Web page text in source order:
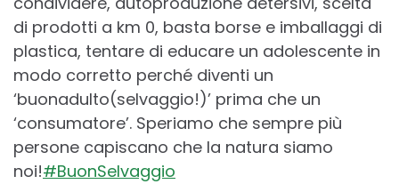
di prodotti a km 0, basta borse e imballaggi di
plastica, tentare di educare un adolescente in
modo corretto perché diventi un
‘buonadulto(selvaggio!)’ prima che un
‘consumatore’. Speriamo che sempre più
persone capiscano che la natura siamo
noi!#BuonSelvaggio